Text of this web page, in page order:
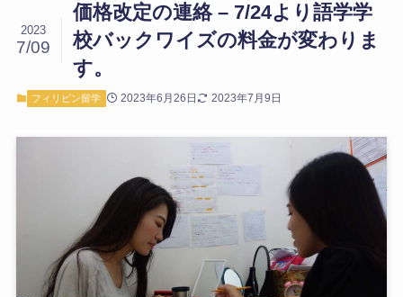
価格改定の連絡 – 7/24より語学学
校バックワイズの料金が変わりま
す。
2023
7/09
フィリピン留学 2023年6月26日 2023年7月9日